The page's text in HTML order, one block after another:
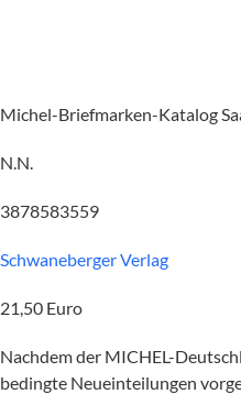
Michel-Briefmarken-Katalog
N.N.
3878583559
Schwaneberger Verlag
21,50 Euro
Nachdem der MICHEL-
bedingte Neueinteilungen